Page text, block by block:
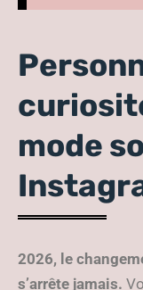
mode
2026, le
s’arrête jamais.